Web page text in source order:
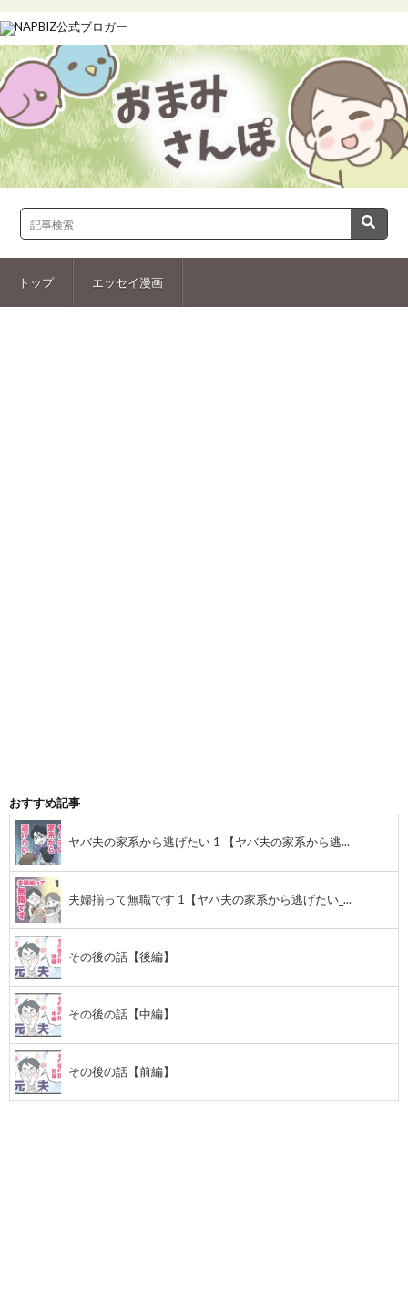
トップ エッセイ漫画
おすすめ記事
ヤバ夫の家系から逃げたい 1 【ヤバ夫の家系から逃...
夫婦揃って無職です 1【ヤバ夫の家系から逃げたい_...
その後の話【後編】
その後の話【中編】
その後の話【前編】